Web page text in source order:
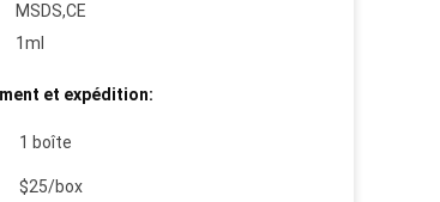
MSDS,CE
1ml
et expédition:
1 boîte
$25/box